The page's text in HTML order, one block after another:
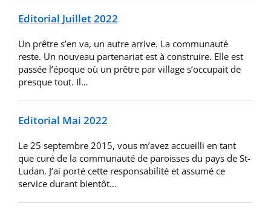
Editorial Juillet 2022
Un prêtre s’en va, un autre arrive. La communauté
reste. Un nouveau partenariat est à construire. Elle est
passée l’époque où un prêtre par village s’occupait de
presque tout. Il…
Editorial Mai 2022
Le 25 septembre 2015, vous m’avez accueilli en tant
que curé de la communauté de paroisses du pays de St-
Ludan. J’ai porté cette responsabilité et assumé ce
service durant bientôt…